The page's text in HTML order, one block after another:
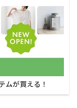
ムが買える！